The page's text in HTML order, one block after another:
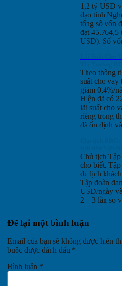
1,2 tỷ USD
đạo tỉnh
tổng số vốn
đạt 45.764,5
USD). Số
Theo thông
suất cho vay
giảm 0,4%/
Hiện đã có
lãi suất cho
riêng trong
đã ổn định
Chủ tịch
cho biết,
du lịch
Tập đoàn
USD/ngày
2 – 3 lần so
Để lại một bình luận
Email của bạn sẽ không được hiển
buộc được đánh dấu *
Bình luận *